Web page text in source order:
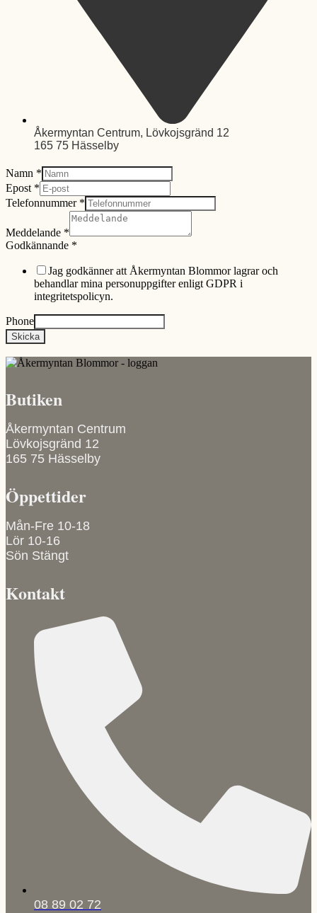
Åkermyntan Centrum, Lövkojsgränd 12
165 75 Hässelby
Namn *
Epost *
Telefonnummer *
Meddelande *
Godkännande *
Jag godkänner att Åkermyntan Blommor lagrar och
behandlar mina personuppgifter enligt GDPR i
integritetspolicyn.
Phone
Skicka
Butiken
Åkermyntan Centrum
Lövkojsgränd 12
165 75 Hässelby
Öppettider
Mån-Fre 10-18
Lör 10-16
Sön Stängt
Kontakt
08 89 02 72